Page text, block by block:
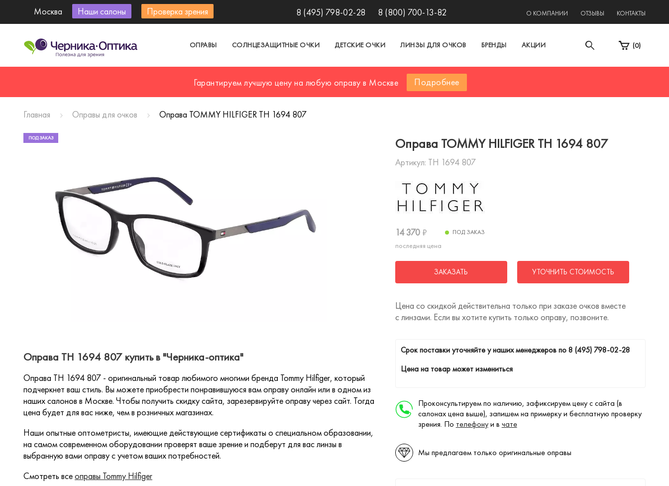
Москва Наши салоны Проверка зрения 8 (495) 798-02-28 8 (800) 700-13-82 О КОМПАНИИ ОТЗЫВЫ КОНТАКТЫ
ОПРАВЫ СОЛНЦЕЗАЩИТНЫЕ ОЧКИ ДЕТСКИЕ ОЧКИ ЛИНЗЫ ДЛЯ ОЧКОВ БРЕНДЫ АКЦИИ (0)
Гарантируем лучшую цену на любую оправу в Москве Подробнее
Главная Оправы для очков Оправа TOMMY HILFIGER TH 1694 807
Оправа TOMMY HILFIGER TH 1694 807
Артикул: TH 1694 807
14 370 ₽
последняя цена
ПОД ЗАКАЗ
ЗАКАЗАТЬ УТОЧНИТЬ СТОИМОСТЬ
Цена со скидкой действительна только при заказе очков вместе
с линзами. Если вы хотите купить только оправу, позвоните.
Cрок поставки уточняйте у наших менеджеров по8 (495) 798-02-28
Цена на товар может измениться
Проконсультируем по наличию, зафиксируем цену с сайта (в
салонах цена выше), запишем на примерку и бесплатную проверку
зрения. По телефонуи в чате
Мы предлагаем только оригинальные оправы
ПОД ЗАКАЗ
Оправа TH 1694 807 купить в "Черника-оптика"
Оправа TH 1694 807 - оригинальный товар любимого многими бренда Tommy Hilfiger, который
подчеркнет ваш стиль. Вы можете приобрести понравившуюся вам оправу онлайн или в одном из
наших салонов в Москве. Чтобы получить скидку сайта, зарезервируйте оправу через сайт. Тогда
цена будет для вас ниже, чем в розничных магазинах.
Наши опытные оптометристы, имеющие действующие сертификаты о специальном образовании,
на самом современном оборудовании проверят ваше зрение и подберут для вас линзы в
выбранную вами оправу с учетом ваших потребностей.
Смотреть всеоправы Tommy Hilfiger